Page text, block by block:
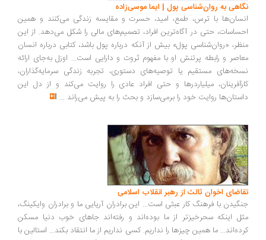
به روان‌شناسی پول | ایما موسی‌زاده
با ترس، طمع، امید، حسرت و مقایسه زندگی می‌کنند و همین
حتی در آگاه‌ترین افراد، تصمیم‌های مالی را شکل می‌دهد. از این
«روان‌شناسی پول» بیش از آنکه درباره پول باشد، کتابی درباره انسان
و رابطه پرتنش او با مفهوم ثروت و دارایی است... اوزل به‌جای ارائه
مستقیم یا توصیه‌های دستوری، تجربه زندگی سرمایه‌گذاران،
میلیاردرها و حتی افراد عادی را روایت می‌کند و از دل این
روایت خود را برمی‌سازد و بحث را به پیش می‌راند ...
اخوان ثالث از رهبر انقلاب اسلامی
با فرهنگ کار عبثی است... این برادران آریایی ما و برادران وایکینگ،
اینکه سحرخیزتر از ما بوده‌اند و رفته‌اند جاهای خوب دنیا مسکن
ما همین چیزها را نداریم. کسی نداریم از ما انتقاد بکند... استالین با